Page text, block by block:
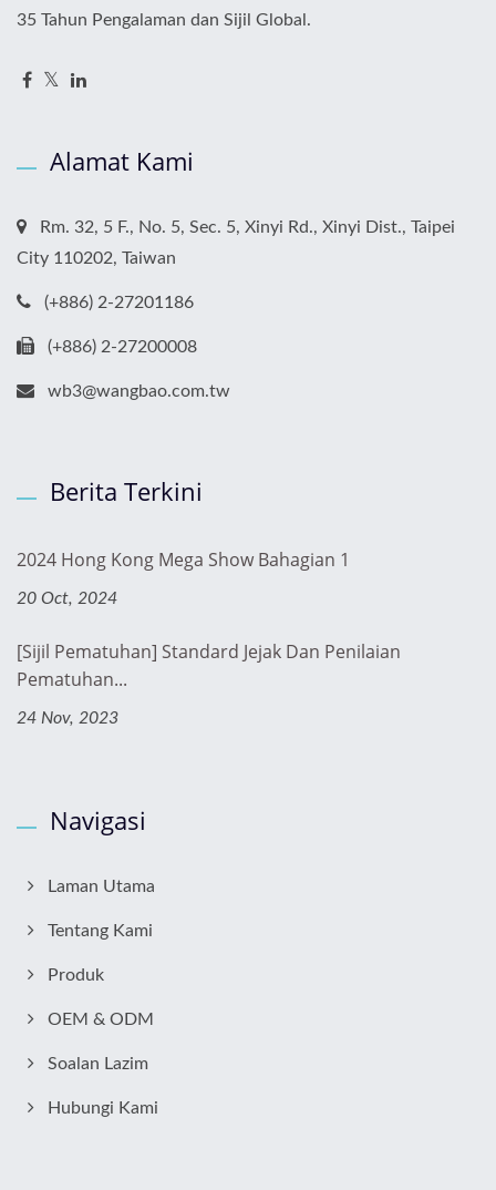
35 Tahun Pengalaman dan Sijil Global.
Alamat Kami
Rm. 32, 5 F., No. 5, Sec. 5, Xinyi Rd., Xinyi Dist., Taipei
City 110202, Taiwan
(+886) 2-27201186
(+886) 2-27200008
wb3@wangbao.com.tw
Berita Terkini
2024 Hong Kong Mega Show Bahagian 1
20 Oct, 2024
[Sijil Pematuhan] Standard Jejak Dan Penilaian
Pematuhan...
24 Nov, 2023
Navigasi
Laman Utama
Tentang Kami
Produk
OEM & ODM
Soalan Lazim
Hubungi Kami